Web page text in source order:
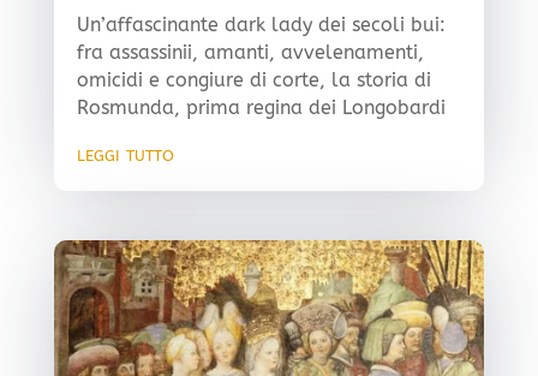
Un’affascinante dark lady dei secoli bui:
fra assassinii, amanti, avvelenamenti,
omicidi e congiure di corte, la storia di
Rosmunda, prima regina dei Longobardi
leggi tutto